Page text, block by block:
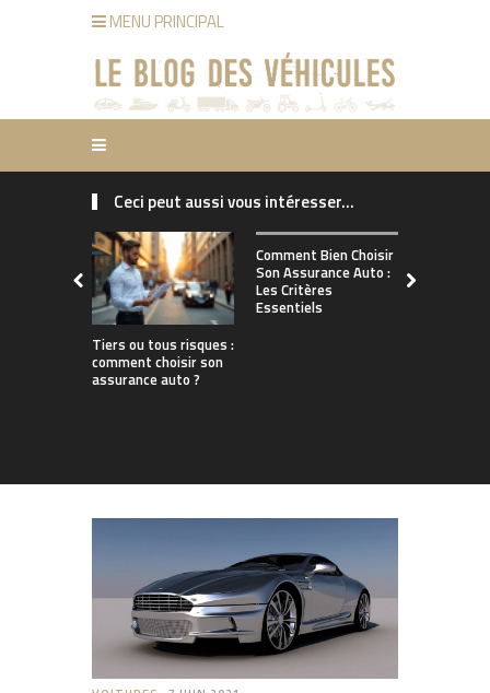
MENU PRINCIPAL
Ceci peut aussi vous intéresser...
Tiers ou tous risques :
comment choisir son
assurance auto ?
Comment Bien Choisir
Son Assurance Auto :
Les Critères
Essentiels